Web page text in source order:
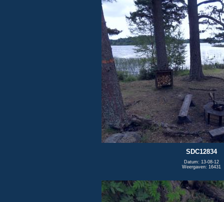
SDC12834
Datum: 13-08-12
Weergaven: 16431